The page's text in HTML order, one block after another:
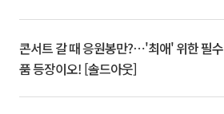
콘서트 갈 때 응원봉만?⋯'최애' 위한 필수
품 등장이오! [솔드아웃]